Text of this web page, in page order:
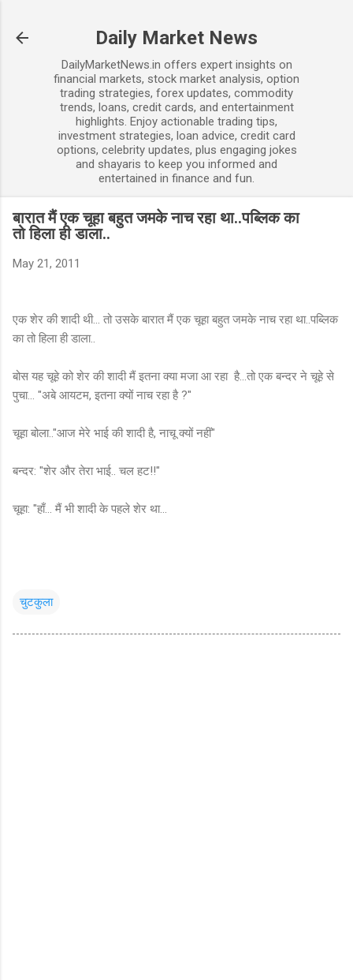
Daily Market News
DailyMarketNews.in offers expert insights on
financial markets, stock market analysis, option
trading strategies, forex updates, commodity
trends, loans, credit cards, and entertainment
highlights. Enjoy actionable trading tips,
investment strategies, loan advice, credit card
options, celebrity updates, plus engaging jokes
and shayaris to keep you informed and
entertained in finance and fun.
बारात मैं एक चूहा बहुत जमके नाच रहा था..पब्लिक का
तो हिला ही डाला..
May 21, 2011
एक शेर की शादी थी... तो उसके बारात मैं एक चूहा बहुत जमके नाच रहा था..पब्लिक
का तो हिला ही डाला..
बोस यह चूहे को शेर की शादी मैं इतना क्या मजा आ रहा है...तो एक बन्दर ने चूहे से
पुचा... "अबे आयटम, इतना क्यों नाच रहा है ?"
चूहा बोला.."आज मेरे भाई की शादी है, नाचू क्यों नहीं"
बन्दर: "शेर और तेरा भाई.. चल हट!!"
चूहा: "हाँ... मैं भी शादी के पहले शेर था...
चुटकुला